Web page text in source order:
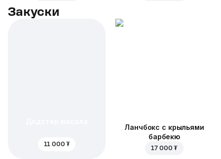
Закуски
11 000 ₮
Ланчбокс с крыльями
барбекю
17 000 ₮